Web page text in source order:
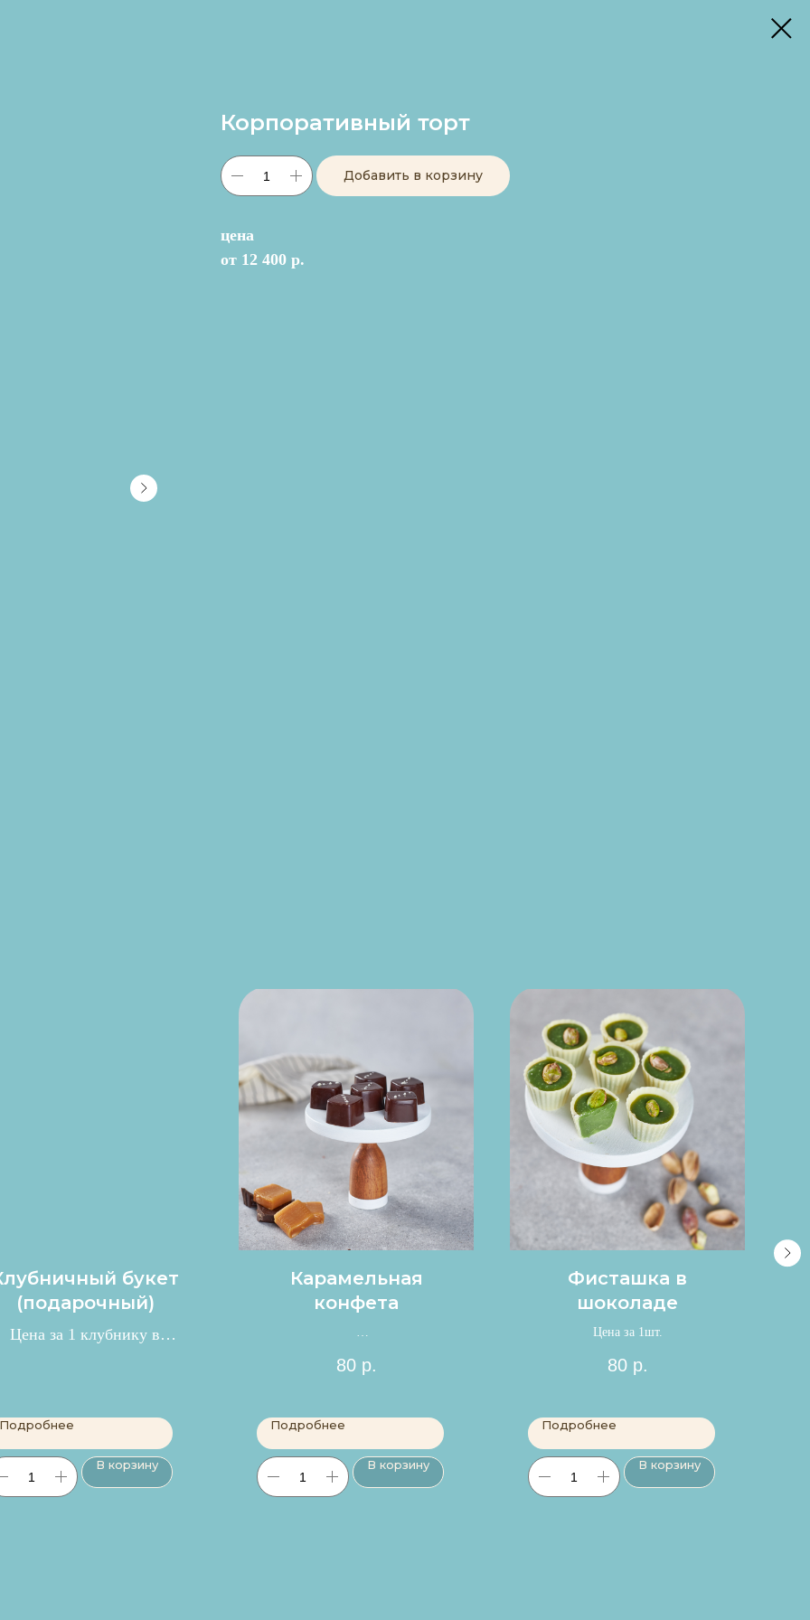
Корпоративный торт
Добавить в корзину
цена
от 12 400 р.
букет
(подарочный)
Цена за 1 клубнику в
Подробнее
В корзину
Карамельная
конфета
80 р.
Подробнее
В корзину
Фисташка в
шоколаде
Цена за 1шт.
80 р.
Подробнее
В корзину